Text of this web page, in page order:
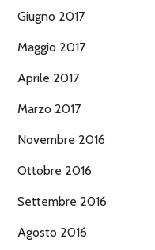
Giugno 2017
Maggio 2017
Aprile 2017
Marzo 2017
Novembre 2016
Ottobre 2016
Settembre 2016
Agosto 2016